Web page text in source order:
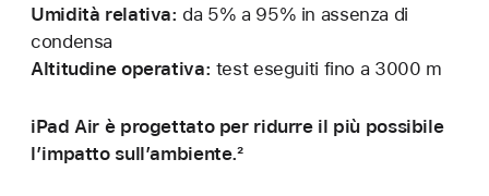
Umidità relativa: da 5% a 95% in assenza di
condensa
Altitudine operativa: test eseguiti fino a 3000 m
iPad Air è progettato per ridurre il più possibile
l’impatto sull’ambiente.²